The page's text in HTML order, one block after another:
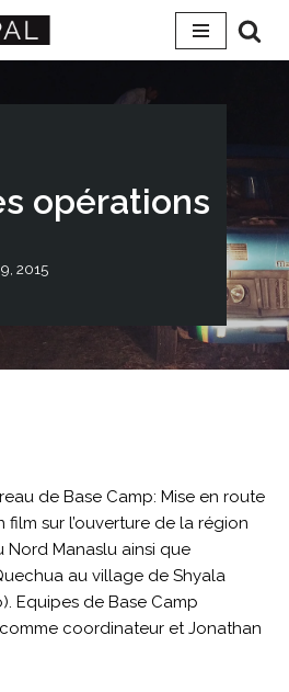
opérations
2015
de Base Camp: Mise en route
film sur l’ouverture de la région
Manaslu ainsi que
au village de Shyala
Equipes de Base Camp
coordinateur et Jonathan